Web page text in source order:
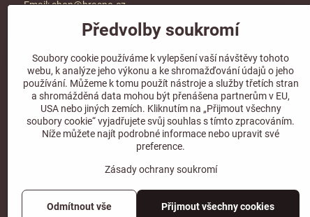
Email:shop@hraspo.cz
Obchodní podmínky
Více info v sekcikontakt
Sledujte naše sociální sítě!
Předvolby soukromí
Soubory cookie používáme k vylepšení vaší návštěvy tohoto
webu, k analýze jeho výkonu a ke shromažďování údajů o jeho
používání. Můžeme k tomu použít nástroje a služby třetích stran
a shromážděná data mohou být přenášena partnerům v EU,
USA nebo jiných zemích. Kliknutím na „Přijmout všechny
soubory cookie“ vyjadřujete svůj souhlas s tímto zpracováním.
Níže můžete najít podrobné informace nebo upravit své
preference.
Zásady ochrany soukromí
Přijmout všechny cookies
Odmítnout vše